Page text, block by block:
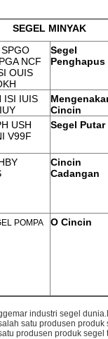
SEGEL MINYAK
NCF
OUIS
Segel
Penghapus
ISI IUIS
Cincin
USH
V99F
Segel Putar
Cincin
Cadangan
POMPA
O Cincin
industri segel
satu produsen produk
produsen produk segel